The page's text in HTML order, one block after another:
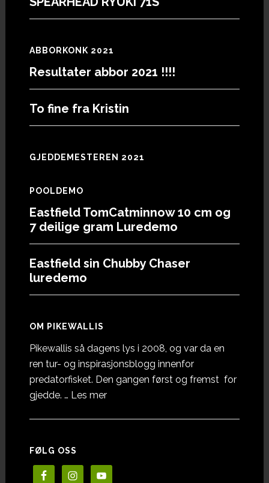
ABBORKONK 2021
Resultater abbor 2021 !!!!
To fine fra Kristin
GJEDDEMESTEREN 2021
POOLDEMO
Eastfield TomCatminnow 10 cm og
7 deilige gram Luredemo
Eastfield sin Chubby Chaser
luredemo
OM PIKEWALLIS
Pikewallis så dagens lys i 2008, og var da en
ren tur- og inspirasjonsblogg innenfor
predatorfisket. Den gangen først og fremst for
gjedde. … Les meromOm
FØLG OSS